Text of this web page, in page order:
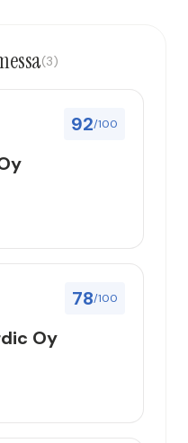
(3)
92/100
78/100
Oy